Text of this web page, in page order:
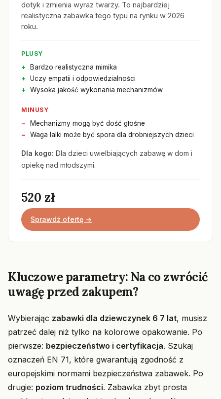
dotyk i zmienia wyraz twarzy. To najbardziej
realistyczna zabawka tego typu na rynku w 2026
roku.
PLUSY
Bardzo realistyczna mimika
Uczy empatii i odpowiedzialności
Wysoka jakość wykonania mechanizmów
MINUSY
Mechanizmy mogą być dość głośne
Waga lalki może być spora dla drobniejszych dzieci
Dla kogo: Dla dzieci uwielbiających zabawę w dom i
opiekę nad młodszymi.
520 zł
Sprawdź ofertę →
Kluczowe parametry: Na co zwrócić
uwagę przed zakupem?
Wybierając zabawki dla dziewczynek 6 7 lat, musisz
patrzeć dalej niż tylko na kolorowe opakowanie. Po
pierwsze: bezpieczeństwo i certyfikacja. Szukaj
oznaczeń EN 71, które gwarantują zgodność z
europejskimi normami bezpieczeństwa zabawek. Po
drugie: poziom trudności. Zabawka zbyt prosta